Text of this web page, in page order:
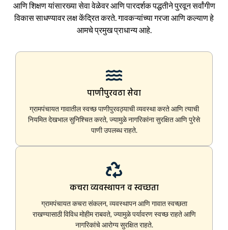
आणि शिक्षण यांसारख्या सेवा वेळेवर आणि पारदर्शक पद्धतीने पुरवून सर्वांगीण
विकास साधण्यावर लक्ष केंद्रित करते. गावकऱ्यांच्या गरजा आणि कल्याण हे
आमचे प्रमुख प्राधान्य आहे.
पाणीपुरवठा सेवा
ग्रामपंचायत गावातील स्वच्छ पाणीपुरवठ्याची व्यवस्था करते आणि त्याची
नियमित देखभाल सुनिश्चित करते, ज्यामुळे नागरिकांना सुरक्षित आणि पुरेसे
पाणी उपलब्ध राहते.
कचरा व्यवस्थापन व स्वच्छता
ग्रामपंचायत कचरा संकलन, व्यवस्थापन आणि गावात स्वच्छता
राखण्यासाठी विविध मोहीम राबवते, ज्यामुळे पर्यावरण स्वच्छ राहते आणि
नागरिकांचे आरोग्य सुरक्षित राहते.